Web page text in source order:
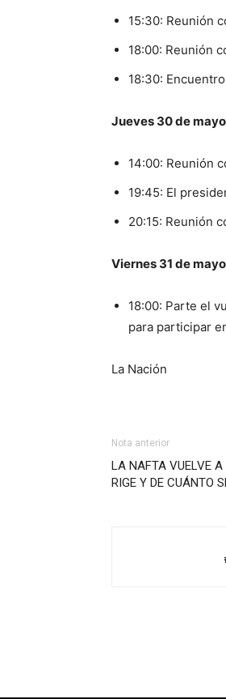
15:30: Reunión
18:00: Reunión
18:30:
Jueves 30 de mayo
14:00: Reunión
19:45: El
20:15: Reunión
Viernes 31 de mayo
18:00: Parte el
para participar
La Nación
Nota anterior
LA NAFTA VUELVE A
RIGE Y DE CUÁNTO